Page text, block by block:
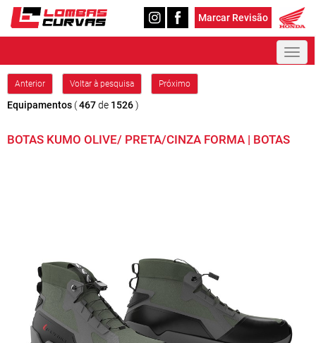
Marcar Revisão
Anterior Voltar à pesquisa Próximo
Equipamentos (467de 1526)
BOTAS KUMO OLIVE/ PRETA/CINZA FORMA | BOTAS